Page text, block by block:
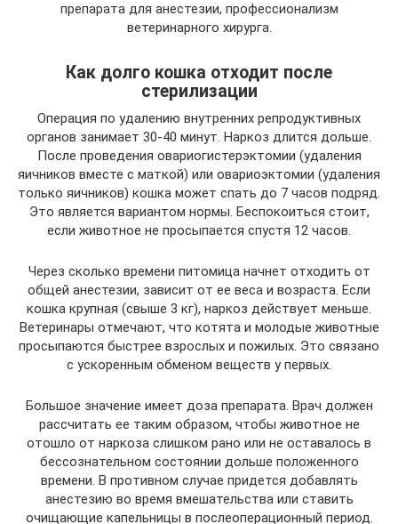
препарата для анестезии, профессионализм
ветеринарного хирурга.
Как долго кошка отходит после
стерилизации
Операция по удалению внутренних репродуктивных
органов занимает 30-40 минут. Наркоз длится дольше.
После проведения овариогистерэктомии (удаления
яичников вместе с маткой) или овариоэктомии (удаления
только яичников) кошка может спать до 7 часов подряд.
Это является вариантом нормы. Беспокоиться стоит,
если животное не просыпается спустя 12 часов.
Через сколько времени питомица начнет отходить от
общей анестезии, зависит от ее веса и возраста. Если
кошка крупная (свыше 3 кг), наркоз действует меньше.
Ветеринары отмечают, что котята и молодые животные
просыпаются быстрее взрослых и пожилых. Это связано
с ускоренным обменом веществ у первых.
Большое значение имеет доза препарата. Врач должен
рассчитать ее таким образом, чтобы животное не
отошло от наркоза слишком рано или не оставалось в
бессознательном состоянии дольше положенного
времени. В противном случае придется добавлять
анестезию во время вмешательства или ставить
очищающие капельницы в послеоперационный период.